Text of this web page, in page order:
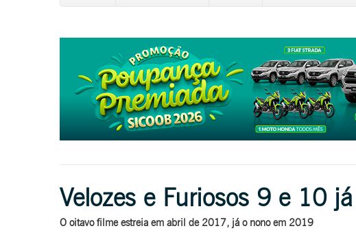
Velozes e Furiosos 9 e 10
O oitavo filme estreia em abril de 2017, já o nono em 2019